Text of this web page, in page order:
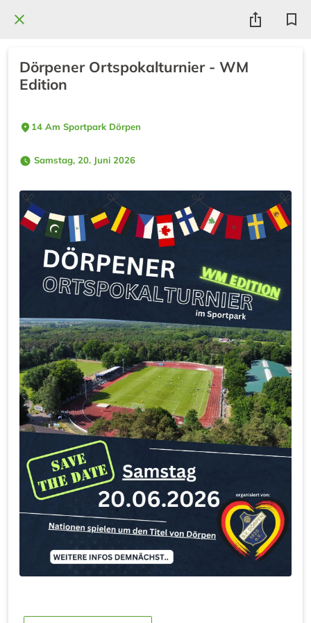
Dörpener Ortspokalturnier - WM
Edition
14 Am Sportpark Dörpen
Samstag, 20. Juni 2026